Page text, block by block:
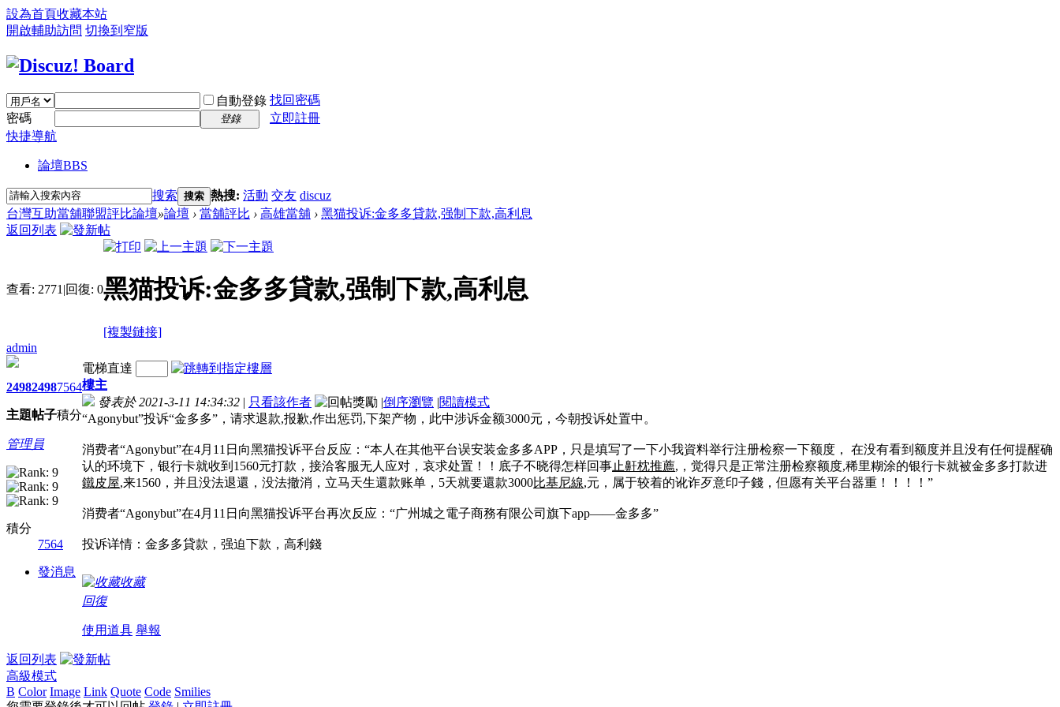
設為首頁收藏本站
開啟輔助訪問 切換到窄版
自動登錄 找回密碼
密碼
登錄
立即註冊
快捷導航
論壇BBS
搜索 搜索 熱搜: 活動 交友 discuz
台灣互助當舖聯盟評比論壇»論壇 › 當舖評比 › 高雄當舖 › 黑猫投诉:金多多貸款,强制下款,高利息
返回列表
查看: 2771 |回復: 0黑猫投诉:金多多貸款,强制下款,高利息
[複製鏈接]
admin
2498
主題
2498
帖子
7564
積分
管理員
積分
7564
發消息
電梯直達
樓主
發表於 2021-3-11 14:34:32 | 只看該作者 |倒序瀏覽 |閱讀模式
“Agonybut”投诉“金多多”，请求退款,报歉,作出惩罚,下架产物，此中涉诉金额3000元，今朝投诉处置中。
消费者“Agonybut”在4月11日向黑猫投诉平台反应：“本人在其他平台误安装金多多APP，只是填写了一下小我資料举行注册检察一下额度， 在没有看到额度并且没有任何提醒确
认的环境下，银行卡就收到1560元打款，接洽客服无人应对，哀求处置！！底子不晓得怎样回事止鼾枕推薦,，觉得只是正常注册检察额度,稀里糊涂的银行卡就被金多多打款进
鐵皮屋,来1560，并且没法退還，没法撤消，立马天生還款账单，5天就要還款3000比基尼線,元，属于较着的讹诈歹意印子錢，但愿有关平台器重！！！！”
消费者“Agonybut”在4月11日向黑猫投诉平台再次反应：“广州城之電子商務有限公司旗下app——金多多”
投诉详情：金多多貸款，强迫下款，高利錢
收藏
回復
使用道具 舉報
返回列表
高級模式
B Color Image Link Quote Code Smilies